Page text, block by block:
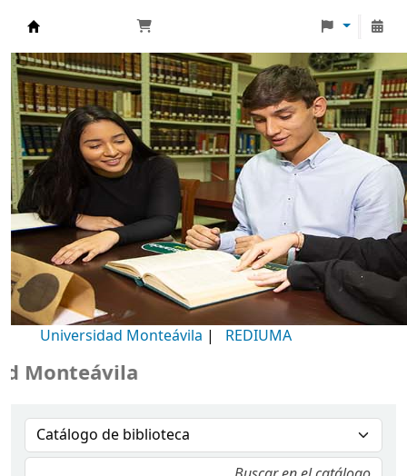
Biblioteca Universidad Monteávila
Universidad Monteávila | REDIUMA